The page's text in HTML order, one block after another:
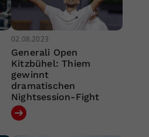
02.08.2023
Generali Open
Kitzbühel: Thiem
gewinnt
dramatischen
Nightsession-Fight